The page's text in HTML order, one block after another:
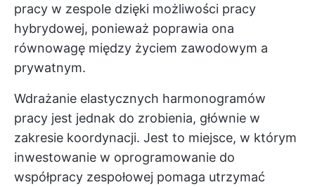
pracy w zespole dzięki możliwości pracy
hybrydowej, ponieważ poprawia ona
równowagę między życiem zawodowym a
prywatnym.
Wdrażanie elastycznych harmonogramów
pracy jest jednak do zrobienia, głównie w
zakresie koordynacji. Jest to miejsce, w którym
inwestowanie w oprogramowanie do
współpracy zespołowej pomaga utrzymać